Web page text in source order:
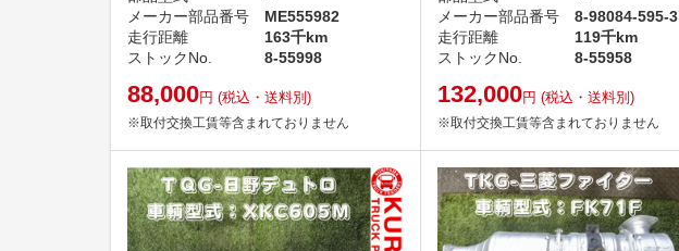
メーカー部品番号
ME555982
走行距離
163千km
ストックNo.
8-55998
88,000円 (税込・送料別)
※取付交換工賃等含まれておりません
メーカー部品番号
8-98084-595-3
走行距離
119千km
ストックNo.
8-55958
132,000円 (税込・送料別)
※取付交換工賃等含まれておりません